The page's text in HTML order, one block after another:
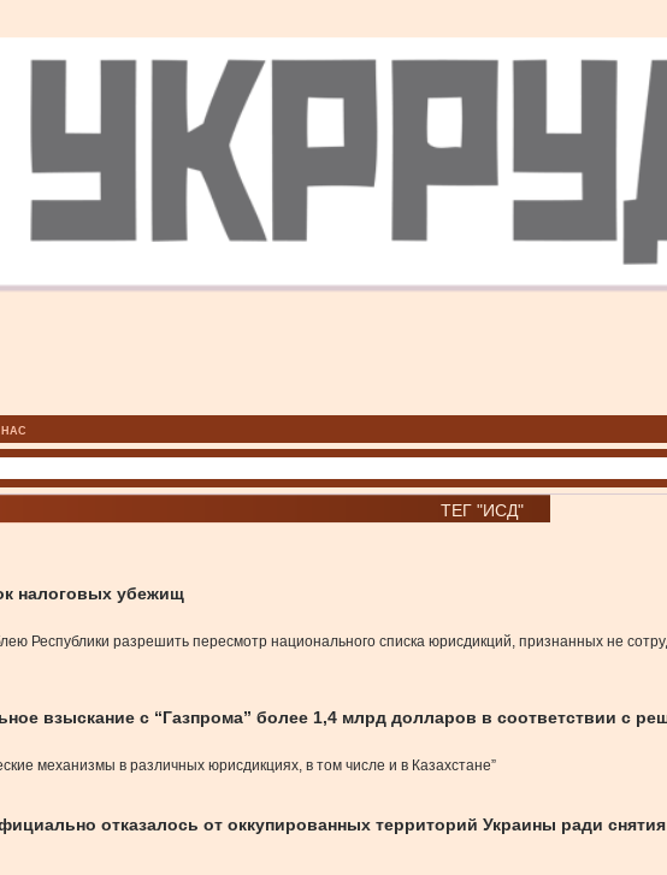
ТЕГ "ИСД"
налоговых убежищ
Республики разрешить пересмотр национального списка юрисдикций, признанных не
взыскание с “Газпрома” более 1,4 млрд долларов в соответствии с
механизмы в различных юрисдикциях, в том числе и в Казахстане”
отказалось от оккупированных территорий Украины ради